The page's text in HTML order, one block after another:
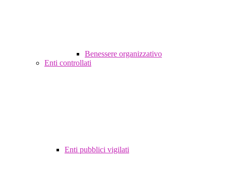
Benessere organizzativo
Enti controllati
Enti pubblici vigilati